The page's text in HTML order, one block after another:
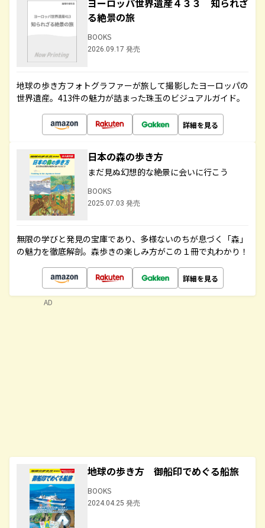
ヨーロッパ世界遺産４３３ 知られざ
る絶景の旅
BOOKS
2026.09.17 発売
地球の歩き方フォトグラファーが旅して撮影したヨーロッパの
世界遺産。413件の魅力が詰まった珠玉のビジュアルガイド。
詳細を見る
日本の森の歩き方
まだ見ぬ幻想的な絶景に会いに行こう
BOOKS
2025.07.03 発売
無限の学びと発見の宝庫であり、多様ないのちが息づく「森」
の魅力を徹底解剖。森歩きの楽しみ方がこの１冊で丸わかり！
詳細を見る
地球の歩き方 御船印でめぐる船旅
BOOKS
2024.04.25 発売
AD